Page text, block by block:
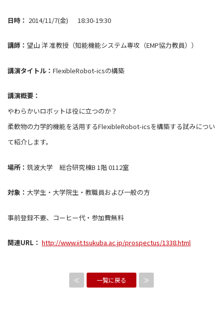
日時： 2014/11/7(金) 18:30-19:30
講師： 望山 洋 准教授（知能機能システム専攻（EMP協力教員））
講演タイトル： FlexibleRobot-icsの構築
講演概要：
やわらかいロボットは役に立つのか？
柔軟物の力学的機能を活用するFlexibleRobot-icsを構築する試みについ
て紹介します。
場所： 筑波大学 総合研究棟B 1階 0112室
対象： 大学生・大学院生・教職員および一般の方
事前登録不要、コーヒー代・参加費無料
関連URL： http://www.iit.tsukuba.ac.jp/prospectus/1338.html
≪ 一覧に戻る ≫